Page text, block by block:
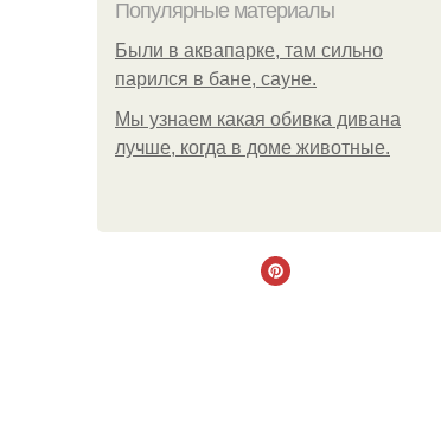
Популярные материалы
Были в аквапарке, там сильно
парился в бане, сауне.
Мы узнаем какая обивка дивана
лучше, когда в доме животные.